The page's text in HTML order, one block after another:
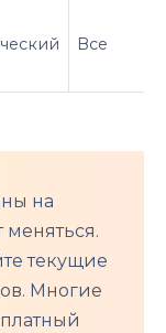
Все
на
меняться.
текущие
Многие